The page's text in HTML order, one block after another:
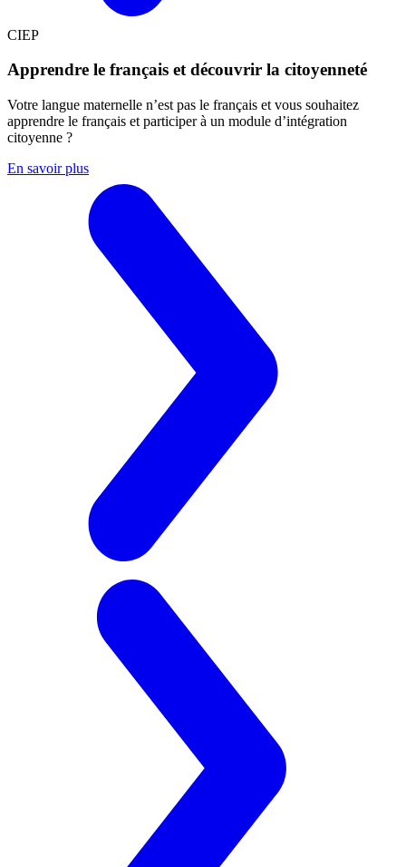
CIEP
Apprendre le français et découvrir la citoyenneté
Votre langue maternelle n’est pas le français et vous souhaitez
apprendre le français et participer à un module d’intégration
citoyenne ?
En savoir plus